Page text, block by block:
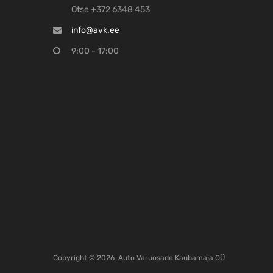
Otse +372 6348 453
info@avk.ee
9:00 - 17:00
Copyright © 2026 Auto Varuosade Kaubamaja OÜ